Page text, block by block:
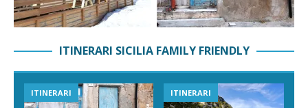
ITINERARI SICILIA FAMILY FRIENDLY
ITINERARI ITINERARI